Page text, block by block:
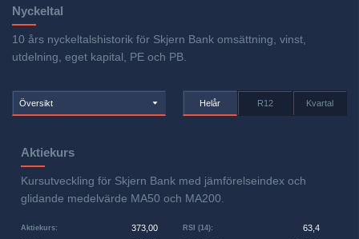
Nyckeltal
10 års nyckeltalshistorik för Skjern Bank omsättning, vinst,
utdelning, eget kapital, PE och PB.
Översikt Helår R12 Kvartal
Aktiekurs
Kursutveckling för Skjern Bank med jämförelseindex och
glidande medelvärde MA50 och MA200.
Aktiekurs: 373,00 RSI (14): 63,4